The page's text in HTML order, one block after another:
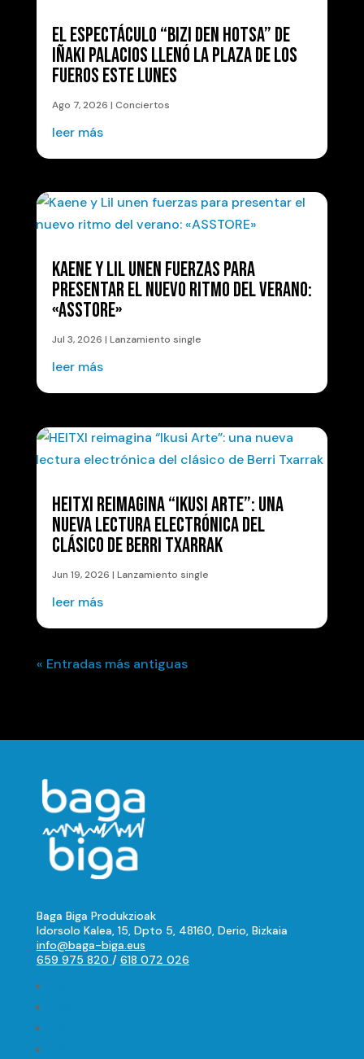
EL ESPECTÁCULO “BIZI DEN HOTSA” DE
IÑAKI PALACIOS LLENÓ LA PLAZA DE LOS
FUEROS ESTE LUNES
Ago 7, 2026 | Conciertos
leer más
KAENE Y LIL UNEN FUERZAS PARA
PRESENTAR EL NUEVO RITMO DEL VERANO:
«ASSTORE»
Jul 3, 2026 | Lanzamiento single
leer más
HEITXI REIMAGINA “IKUSI ARTE”: UNA
NUEVA LECTURA ELECTRÓNICA DEL
CLÁSICO DE BERRI TXARRAK
Jun 19, 2026 | Lanzamiento single
leer más
« Entradas más antiguas
Baga Biga Produkzioak
Idorsolo Kalea, 15, Dpto 5, 48160, Derio, Bizkaia
info@baga-biga.eus
659 975 820 / 618 072 026